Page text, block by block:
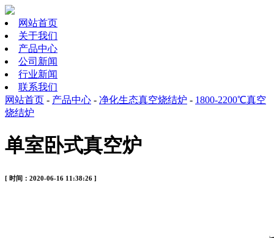
网站首页
关于我们
产品中心
公司新闻
行业新闻
联系我们
网站首页 - 产品中心 - 净化生态真空烧结炉 - 1800-2200℃真空
烧结炉
单室卧式真空炉
[ 时间：2020-06-16 11:38:26 ]